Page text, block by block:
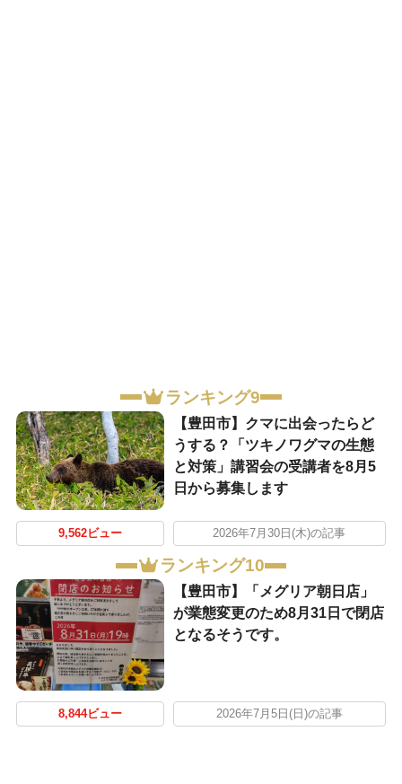
ランキング9
【豊田市】クマに出会ったらど
うする？「ツキノワグマの生態
と対策」講習会の受講者を8月5
日から募集します
9,562ビュー 2026年7月30日(木)の記事
ランキング10
【豊田市】「メグリア朝日店」
が業態変更のため8月31日で閉店
となるそうです。
8,844ビュー 2026年7月5日(日)の記事